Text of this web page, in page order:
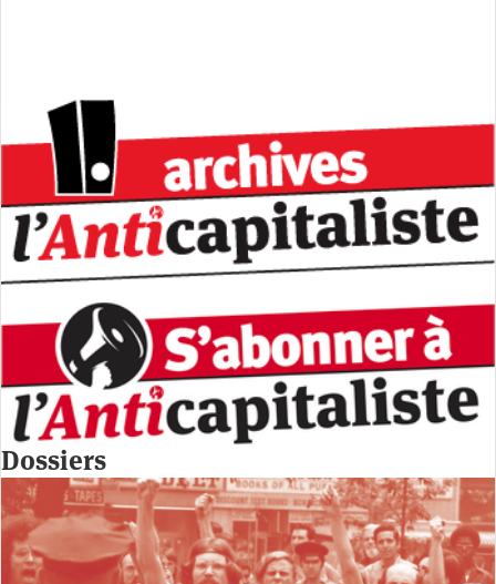
Dossiers